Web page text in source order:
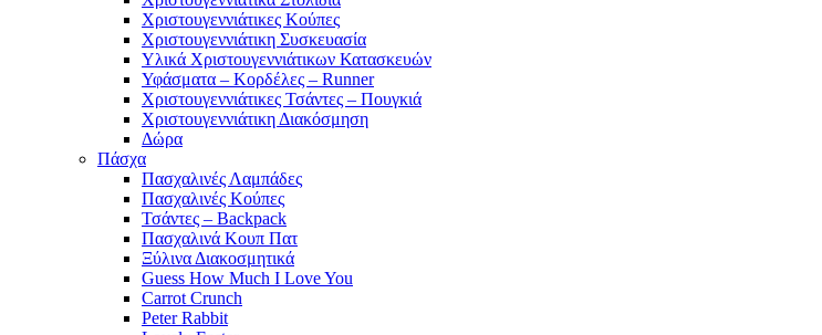
Χριστουγεννιάτικες Κούπες
Χριστουγεννιάτικη Συσκευασία
Υλικά Χριστουγεννιάτικων Κατασκευών
Υφάσματα – Κορδέλες – Runner
Χριστουγεννιάτικες Τσάντες – Πουγκιά
Χριστουγεννιάτικη Διακόσμηση
Δώρα
Πάσχα
Πασχαλινές Λαμπάδες
Πασχαλινές Κούπες
Τσάντες – Backpack
Πασχαλινά Κουπ Πατ
Ξύλινα Διακοσμητικά
Guess How Much I Love You
Carrot Crunch
Peter Rabbit